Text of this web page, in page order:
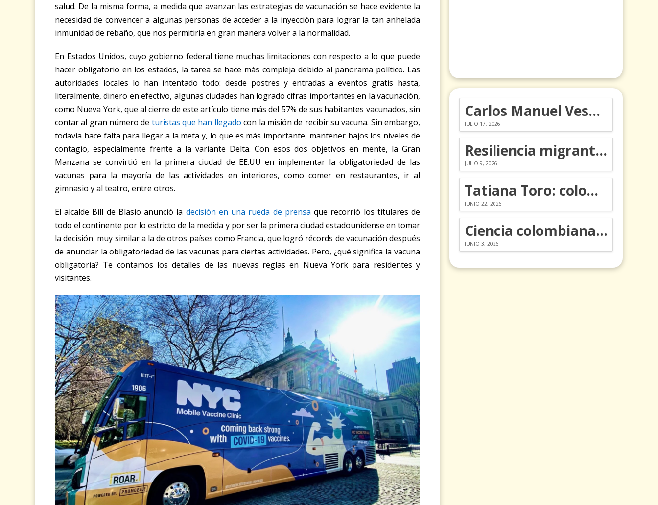
salud. De la misma forma, a medida que avanzan las estrategias de vacunación se hace evidente la
necesidad de convencer a algunas personas de acceder a la inyección para lograr la tan anhelada
inmunidad de rebaño, que nos permitiría en gran manera volver a la normalidad.
En Estados Unidos, cuyo gobierno federal tiene muchas limitaciones con respecto a lo que puede
hacer obligatorio en los estados, la tarea se hace más compleja debido al panorama político. Las
autoridades locales lo han intentado todo: desde postres y entradas a eventos gratis hasta,
literalmente, dinero en efectivo, algunas ciudades han logrado cifras importantes en la vacunación,
como Nueva York, que al cierre de este artículo tiene más del 57% de sus habitantes vacunados, sin
contar al gran número de turistas que han llegado con la misión de recibir su vacuna. Sin embargo,
todavía hace falta para llegar a la meta y, lo que es más importante, mantener bajos los niveles de
contagio, especialmente frente a la variante Delta. Con esos dos objetivos en mente, la Gran
Manzana se convirtió en la primera ciudad de EE.UU en implementar la obligatoriedad de las
vacunas para la mayoría de las actividades en interiores, como comer en restaurantes, ir al
gimnasio y al teatro, entre otros.
El alcalde Bill de Blasio anunció la decisión en una rueda de prensa que recorrió los titulares de
todo el continente por lo estricto de la medida y por ser la primera ciudad estadounidense en tomar
la decisión, muy similar a la de otros países como Francia, que logró récords de vacunación después
de anunciar la obligatoriedad de las vacunas para ciertas actividades. Pero, ¿qué significa la vacuna
obligatoria? Te contamos los detalles de las nuevas reglas en Nueva York para residentes y
visitantes.
Carlos Manuel Vesga lleva el nombre de Colombia a los Emmy
JULIO 17, 2026
Resiliencia migrante: 5 emociones y cómo gestionarlas
JULIO 9, 2026
Tatiana Toro: colombiana que cambió la historia de las matemáticas
JUNIO 22, 2026
Ciencia colombiana en la revolución de los órganos en chips
JUNIO 3, 2026